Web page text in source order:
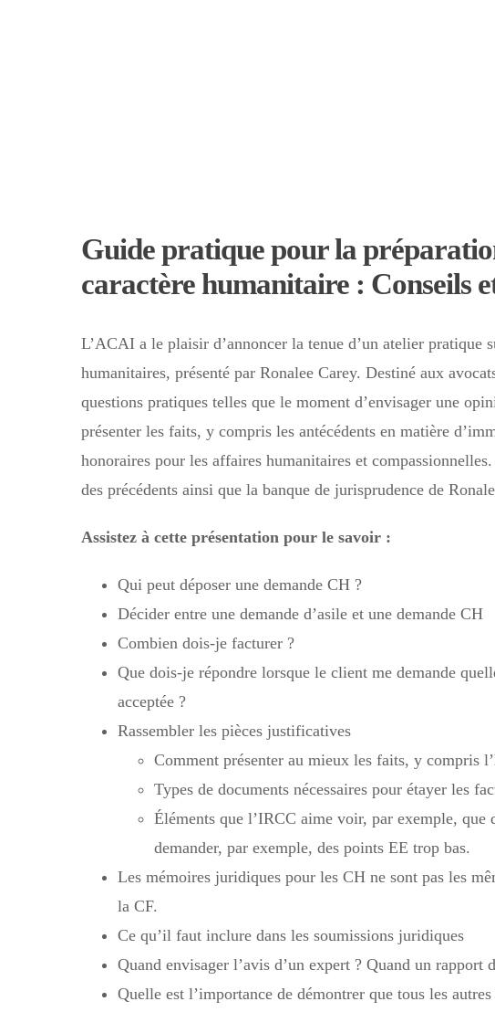
Guide pratique pour la
caractère humanitaire : Conseils
L’ACAI a le plaisir d’annoncer la tenue d’un atelier pratique
humanitaires, présenté par Ronalee Carey. Destiné aux
questions pratiques telles que le moment d’envisager une
présenter les faits, y compris les antécédents en matière
honoraires pour les affaires humanitaires et
des précédents ainsi que la banque de jurisprudence de
Assistez à cette présentation pour le savoir :
Qui peut déposer une demande CH ?
Décider entre une demande d’asile et une demande CH
Combien dois-je facturer ?
Que dois-je répondre lorsque le client me demande
acceptée ?
Rassembler les pièces justificatives
Comment présenter au mieux les faits, y compris
Types de documents nécessaires pour étayer les
Éléments que l’IRCC aime voir, par exemple, que
demander, par exemple, des points EE trop bas.
Les mémoires juridiques pour les CH ne sont pas les
la CF.
Ce qu’il faut inclure dans les soumissions juridiques
Quand envisager l’avis d’un expert ? Quand un rapport
Quelle est l’importance de démontrer que tous les